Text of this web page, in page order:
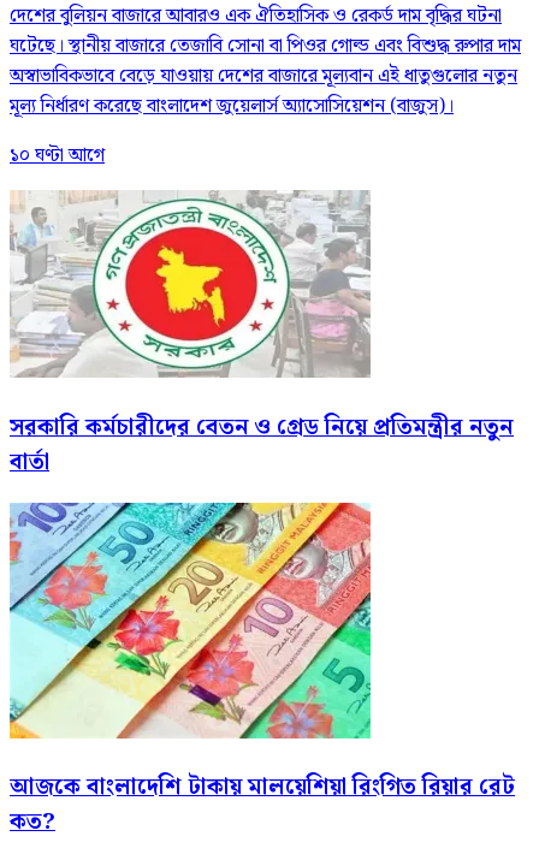
দেশের বুলিয়ন বাজারে আবারও এক ঐতিহাসিক ও রেকর্ড দাম বৃদ্ধির ঘটনা
ঘটেছে। স্থানীয় বাজারে তেজাবি সোনা বা পিওর গোল্ড এবং বিশুদ্ধ রুপার দাম
অস্বাভাবিকভাবে বেড়ে যাওয়ায় দেশের বাজারে মূল্যবান এই ধাতুগুলোর নতুন
মূল্য নির্ধারণ করেছে বাংলাদেশ জুয়েলার্স অ্যাসোসিয়েশন (বাজুস)।
১০ ঘণ্টা আগে
সরকারি কর্মচারীদের বেতন ও গ্রেড নিয়ে প্রতিমন্ত্রীর নতুন
বার্তা
আজকে বাংলাদেশি টাকায় মালয়েশিয়া রিংগিত রিয়ার রেট
কত?